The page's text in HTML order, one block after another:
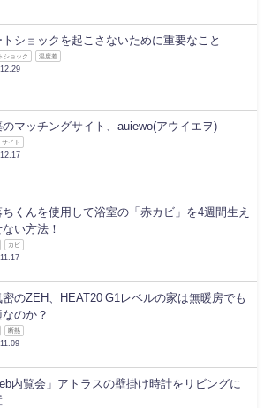
トショックを起こさないために重要なこと
ショック 温度差
のマッチングサイト、auiewo(アウイエヲ)
サイト
ちくんを使用して浴室の「赤カビ」を4週間生え
ない方法！
カビ
密のZEH、HEAT20 G1レベルの家は無暖房でも
のか？
断熱
内覧会」アトラスの壁掛け時計をリビングに